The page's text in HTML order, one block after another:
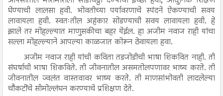
घेण्याची लालसा हवी. भोवतीच्या पर्यावरणाचे स्पंदने ऐकण्याची सवय
लावायला हवी. स्वतःतील अहंकार सोडण्याची सवय लावायला हवी. हे
झाले तर मोहल्ल्यात माणुसकीचा बहर येईल. हा अजीम नवाज राही यांचा
सल्ला मोहल्ल्याने आपल्या काळजात कोरून ठेवायला हवा.
अजीम नवाज राही यांची कविता तडजोडीची भाषा शिकवित नाही. ती
संघर्षाची भाषा शिकविते. ती जीवनातील असमतोलपणावर भाष्य करते. ती
जीवनातील ज्वलंत वास्तवावर भाष्य करते. ती माणसांभोवती लादलेल्या
चौकटींचे सीमोल्लंघन करण्याचे प्रशिक्षण देते.